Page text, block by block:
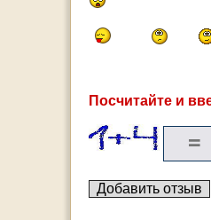
Посчитайте и